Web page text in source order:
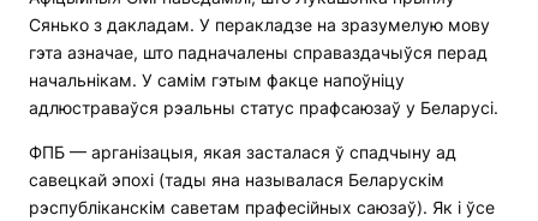
Сянько з дакладам. У перакладзе на зразумелую мову
гэта азначае, што падначалены справаздачыўся перад
начальнікам. У самім гэтым факце напоўніцу
адлюстраваўся рэальны статус прафсаюзаў у Беларусі.
ФПБ — арганізацыя, якая засталася ў спадчыну ад
савецкай эпохі (тады яна называлася Беларускім
рэспубліканскім саветам прафесійных саюзаў). Як і ўсе